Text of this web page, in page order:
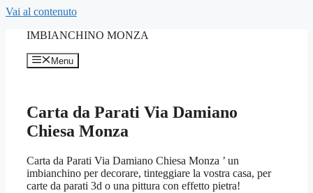
Vai al contenuto
IMBIANCHINO MONZA
Menu
Carta da Parati Via Damiano
Chiesa Monza
Carta da Parati Via Damiano Chiesa Monza ’ un
imbianchino per decorare, tinteggiare la vostra casa, per
carte da parati 3d o una pittura con effetto pietra!